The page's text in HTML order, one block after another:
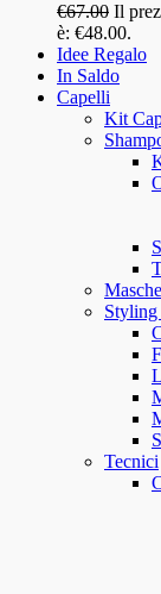
€67.00 Il
è: €48.00.
Idee Regalo
In Saldo
Capelli
Kit
Styling
Tecnici